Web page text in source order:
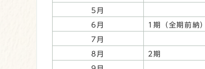
5月
6月 1期（全期前納）
7月
8月 2期